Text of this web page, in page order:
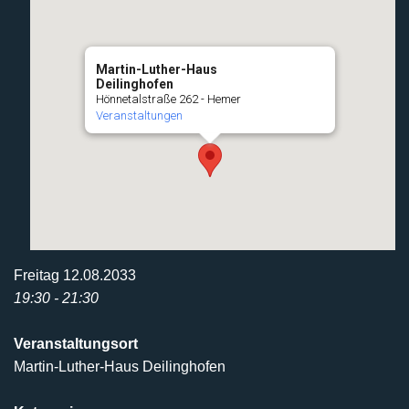
Martin-Luther-Haus
Deilinghofen
Hönnetalstraße 262 - Hemer
Veranstaltungen
Freitag 12.08.2033
19:30 - 21:30
Veranstaltungsort
Martin-Luther-Haus Deilinghofen